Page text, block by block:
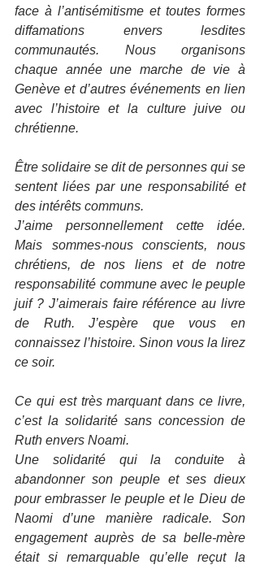
face à l’antisémitisme et toutes formes
diffamations envers lesdites
communautés. Nous organisons
chaque année une marche de vie à
Genève et d’autres événements en lien
avec l’histoire et la culture juive ou
chrétienne.
Être solidaire se dit de personnes qui se
sentent liées par une responsabilité et
des intérêts communs.
J’aime personnellement cette idée.
Mais sommes-nous conscients, nous
chrétiens, de nos liens et de notre
responsabilité commune avec le peuple
juif ? J’aimerais faire référence au livre
de Ruth. J’espère que vous en
connaissez l’histoire. Sinon vous la lirez
ce soir.
Ce qui est très marquant dans ce livre,
c’est la solidarité sans concession de
Ruth envers Noami.
Une solidarité qui la conduite à
abandonner son peuple et ses dieux
pour embrasser le peuple et le Dieu de
Naomi d’une manière radicale. Son
engagement auprès de sa belle-mère
était si remarquable qu’elle reçut la